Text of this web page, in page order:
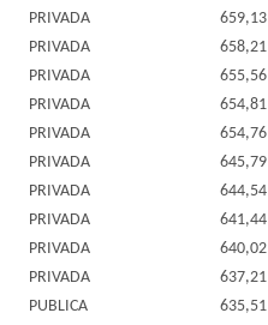
PRIVADA 659,13
PRIVADA 658,21
PRIVADA 655,56
PRIVADA 654,81
PRIVADA 654,76
PRIVADA 645,79
PRIVADA 644,54
PRIVADA 641,44
PRIVADA 640,02
PRIVADA 637,21
PUBLICA 635,51